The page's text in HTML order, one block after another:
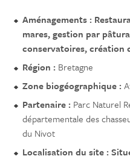
Aménagements :
mares, gestion par
conservatoires, création
Région : Bretagne
Zone biogéographique :
Partenaire : Parc Naturel
départementale des
du Nivot
Localisation du site :